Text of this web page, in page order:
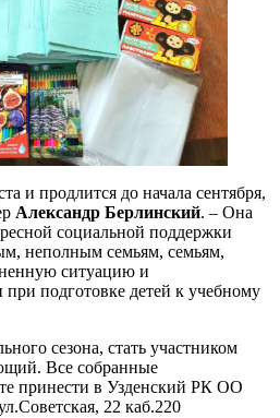
и продлится до начала сентября,
Александр Берлинский. – Она
социальной поддержки
неполным семьям, семьям,
ситуацию и
подготовке детей к учебному
сезона, стать участником
Все собранные
принести в Узденский РК ОО
22 каб.220